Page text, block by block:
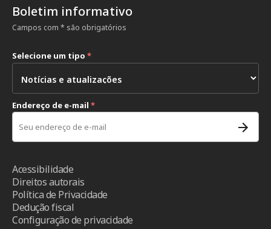
Boletim informativo
Campos com * são obrigatórios
Selecione um tipo *
Endereço de e-mail *
Acessibilidade
Direitos autorais
Política de Privacidade
Dedução fiscal
Configuração de privacidade